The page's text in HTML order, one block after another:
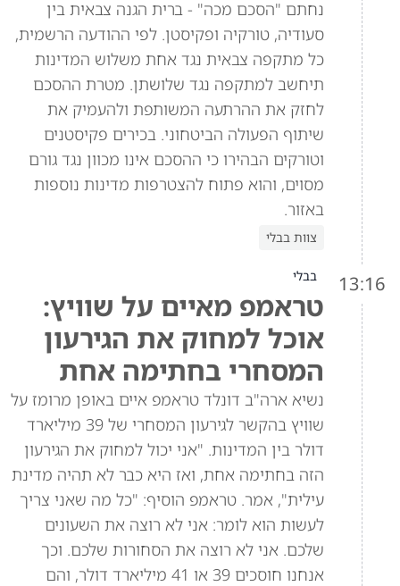
נחתם "הסכם מכה" - ברית הגנה צבאית בין
סעודיה, טורקיה ופקיסטן. לפי ההודעה הרשמית,
כל מתקפה צבאית נגד אחת משלוש המדינות
תיחשב למתקפה נגד שלושתן. מטרת ההסכם
לחזק את ההרתעה המשותפת ולהעמיק את
שיתוף הפעולה הביטחוני. בכירים פקיסטנים
וטורקים הבהירו כי ההסכם אינו מכוון נגד גורם
מסוים, והוא פתוח להצטרפות מדינות נוספות
באזור.
צוות בבלי
13:16 בבלי
טראמפ מאיים על שוויץ:
אוכל למחוק את הגירעון
המסחרי בחתימה אחת
נשיא ארה"ב דונלד טראמפ איים באופן מרומז על
שוויץ בהקשר לגירעון המסחרי של 39 מיליארד
דולר בין המדינות. "אני יכול למחוק את הגירעון
הזה בחתימה אחת, ואז היא כבר לא תהיה מדינת
עילית", אמר. טראמפ הוסיף: "כל מה שאני צריך
לעשות הוא לומר: אני לא רוצה את השעונים
שלכם. אני לא רוצה את הסחורות שלכם. וכך
אנחנו חוסכים 39 או 41 מיליארד דולר, והם